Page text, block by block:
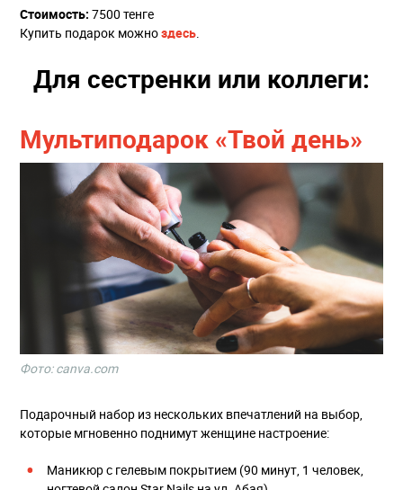
Стоимость: 7500 тенге
Купить подарок можноздесь
Для сестренки или коллеги:
Мультиподарок «Твой день»
Фото: canva.com
Подарочный набор из нескольких впечатлений на выбор,
которые мгновенно поднимут женщине настроение:
Маникюр с гелевым покрытием (90 минут, 1 человек,